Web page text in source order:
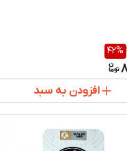
42%
افزودن به سبد